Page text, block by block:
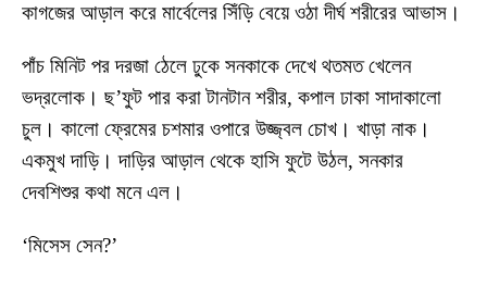
কাগজের আড়াল করে মার্বেলের সিঁড়ি বেয়ে ওঠা দীর্ঘ শরীরের আভাস।
পাঁচ মিনিট পর দরজা ঠেলে ঢুকে সনকাকে দেখে থতমত খেলেন
ভদ্রলোক। ছ’ফুট পার করা টানটান শরীর, কপাল ঢাকা সাদাকালো
চুল। কালো ফ্রেমের চশমার ওপারে উজ্জ্বল চোখ। খাড়া নাক।
একমুখ দাড়ি। দাড়ির আড়াল থেকে হাসি ফুটে উঠল, সনকার
দেবশিশুর কথা মনে এল।
‘মিসেস সেন?’